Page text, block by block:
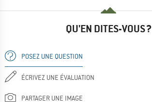
QU'EN DITES-VOUS ?
POSEZ UNE QUESTION
ÉCRIVEZ UNE ÉVALUATION
PARTAGER UNE IMAGE